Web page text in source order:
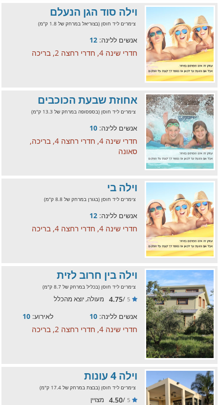
וילה סוד הגן הנעלם
צימרים ליד חוסן (בצוריאל במרחק של 1.8 ק"מ)
אנשים ללינה: 12
חדרי שינה 4, חדרי רחצה 2, בריכה
אחוזת שבעת הכוכבים
צימרים ליד חוסן (בספסופה במרחק של 13.3 ק"מ)
אנשים ללינה: 10
חדרי שינה 4, חדרי רחצה 4, בריכה,
סאונה
וילה בי
צימרים ליד חוסן (בגורן במרחק של 8.8 ק"מ)
אנשים ללינה: 12
חדרי שינה 4, חדרי רחצה 4, בריכה
וילה בין חרוב לזית
צימרים ליד חוסן (בכליל במרחק של 8.7 ק"מ)
5
/
4.75 מעולה, יוצא מהכלל
אנשים ללינה: 10 לאירוע: 10
חדרי שינה 4, חדרי רחצה 2, בריכה
וילה 4 עונות
צימרים ליד חוסן (בבצת במרחק של 17.4 ק"מ)
5
/
4.50 מצויין